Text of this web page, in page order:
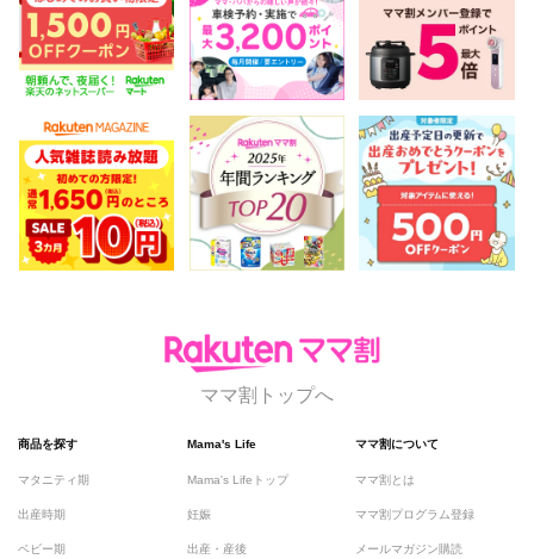
ママ割トップへ
商品を探す
マタニティ期
出産時期
ベビー期
Mama's Life
Mama's Lifeトップ
妊娠
出産・産後
ママ割について
ママ割とは
ママ割プログラム登録
メールマガジン購読